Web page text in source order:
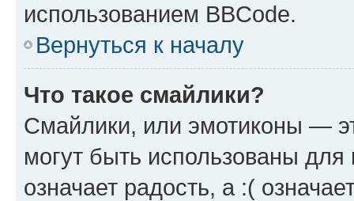
использованием BBCode.
Вернуться к началу
Что такое смайлики?
Смайлики, или эмотиконы —
могут быть использованы
означает радость, а :(